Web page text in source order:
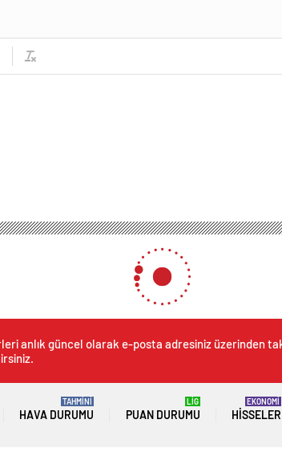
anlık güncel olarak e-posta adresiniz üzerinden
HAVA DURUMU
TAHMİNİ
PUAN DURUMU
LİG
HISSELER
EKONOMİ